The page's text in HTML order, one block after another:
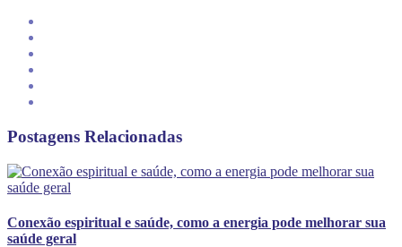
Postagens Relacionadas
Conexão espiritual e saúde, como a energia pode melhorar sua
saúde geral